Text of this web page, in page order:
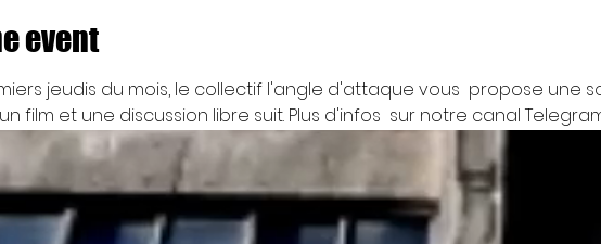
event
jeudis du mois, le collectif l'angle d'attaque vous  propose une
film et une discussion libre suit. Plus d'infos  sur notre canal